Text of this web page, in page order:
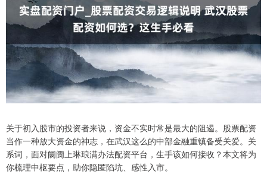
关于初入股市的投资者来说，资金不实时常是最大的阻遏。股票配资
当作一种放大资金的神志，在武汉这么的中部金融重镇备受关爱。关
系词，面对阛阓上琳琅满办法配资平台，生手该如何接收？本文将为
你梳理中枢要点，助你隐匿陷坑、感性入市。